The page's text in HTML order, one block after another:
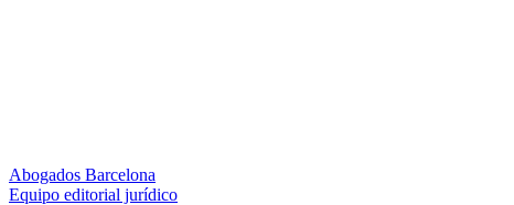
Abogados Barcelona
Equipo editorial jurídico